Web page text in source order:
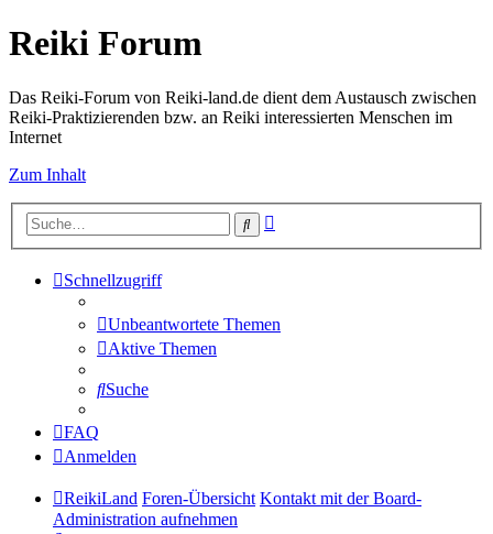
Reiki Forum
Das Reiki-Forum von Reiki-land.de dient dem Austausch zwischen
Reiki-Praktizierenden bzw. an Reiki interessierten Menschen im
Internet
Zum Inhalt
Suche
Schnellzugriff
Unbeantwortete Themen
Aktive Themen
Suche
FAQ
Anmelden
ReikiLand Foren-Übersicht Kontakt mit der Board-
Administration aufnehmen